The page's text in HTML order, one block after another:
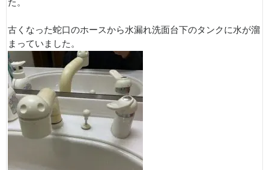
た。
古くなった蛇口のホースから水漏れ洗面台下のタンクに水が溜
まっていました。